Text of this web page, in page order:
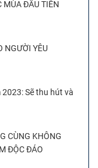
MÙA ĐẦU TIÊN
NGƯỜI YÊU
2023: Sẽ thu hút và
CÙNG KHÔNG
ĐỘC ĐÁO